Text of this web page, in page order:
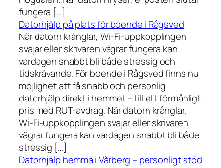
fungera […]
Datorhjälp på plats för boende i Rågsved
När datorn krånglar, Wi-Fi-uppkopplingen
svajar eller skrivaren vägrar fungera kan
vardagen snabbt bli både stressig och
tidskrävande. För boende i Rågsved finns nu
möjlighet att få snabb och personlig
datorhjälp direkt i hemmet – till ett förmånligt
pris med RUT-avdrag. När datorn krånglar,
Wi-Fi-uppkopplingen svajar eller skrivaren
vägrar fungera kan vardagen snabbt bli både
stressig […]
Datorhjälp hemma i Vårberg – personligt stöd